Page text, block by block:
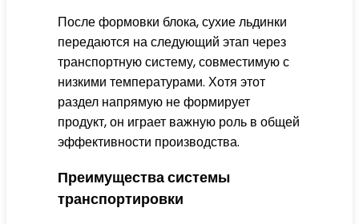
После формовки блока, сухие льдинки
передаются на следующий этап через
транспортную систему, совместимую с
низкими температурами. Хотя этот
раздел напрямую не формирует
продукт, он играет важную роль в общей
эффективности производства.
Преимущества системы
транспортировки